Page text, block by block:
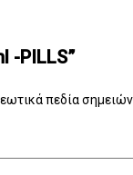
-PILLS”
πεδία